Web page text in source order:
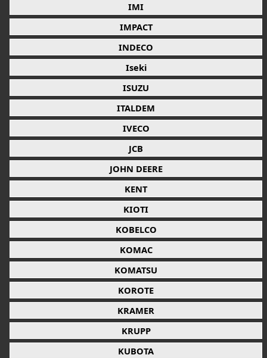
IMI
IMPACT
INDECO
Iseki
ISUZU
ITALDEM
IVECO
JCB
JOHN DEERE
KENT
KIOTI
KOBELCO
KOMAC
KOMATSU
KOROTE
KRAMER
KRUPP
KUBOTA